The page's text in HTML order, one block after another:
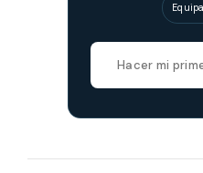
Hacer mi